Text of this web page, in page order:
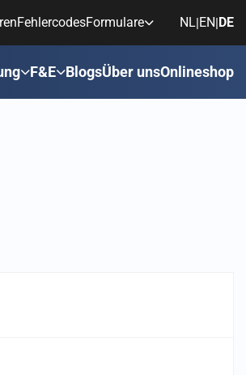
FehlercodesFormulare NL|EN|DE
F&E BlogsÜber unsOnlineshop